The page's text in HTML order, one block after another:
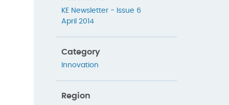
KE Newsletter - Issue 6
April 2014
Category
Innovation
Region